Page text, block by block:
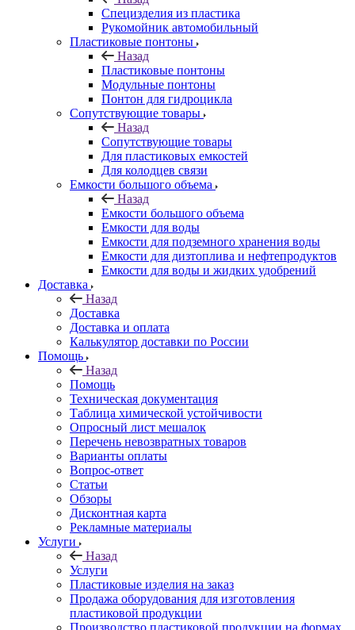
Специзделия из пластика
Рукомойник автомобильный
Пластиковые понтоны
Назад
Пластиковые понтоны
Модульные понтоны
Понтон для гидроцикла
Сопутствующие товары
Назад
Сопутствующие товары
Для пластиковых емкостей
Для колодцев связи
Емкости большого объема
Назад
Емкости большого объема
Емкости для воды
Емкости для подземного хранения воды
Емкости для дизтоплива и нефтепродуктов
Емкости для воды и жидких удобрений
Доставка
Назад
Доставка
Доставка и оплата
Калькулятор доставки по России
Помощь
Назад
Помощь
Техническая документация
Таблица химической устойчивости
Опросный лист мешалок
Перечень невозвратных товаров
Варианты оплаты
Вопрос-ответ
Статьи
Обзоры
Дисконтная карта
Рекламные материалы
Услуги
Назад
Услуги
Пластиковые изделия на заказ
Продажа оборудования для изготовления
пластиковой продукции
Производство пластиковой продукции на формах